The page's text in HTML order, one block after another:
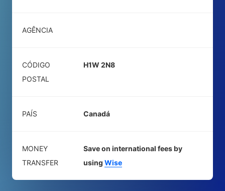
AGÊNCIA
CÓDIGO
POSTAL
H1W 2N8
PAÍS Canadá
MONEY
TRANSFER
Save on international fees by
using Wise